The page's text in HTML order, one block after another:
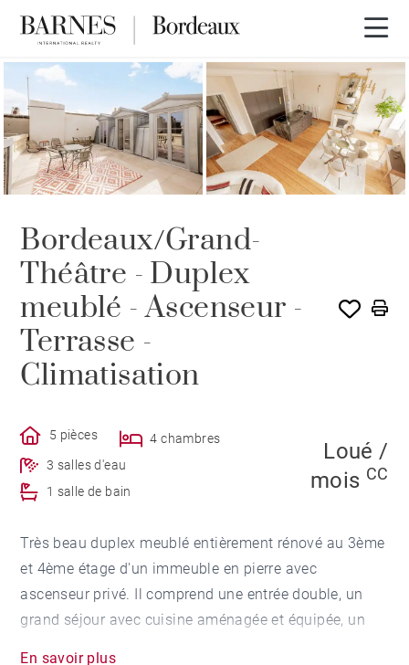
LOUÉ PAR BARNES
Bordeaux/Grand-
Théâtre - Duplex
meublé - Ascenseur -
Terrasse -
Climatisation
5 pièces
4 chambres
3 salles d'eau
1 salle de bain
Loué /
mois CC
Très beau duplex meublé entièrement rénové au 3ème
et 4ème étage d'un immeuble en pierre avec
ascenseur privé. Il comprend une entrée double, un
grand séjour avec cuisine aménagée et équipée, un
En savoir plus